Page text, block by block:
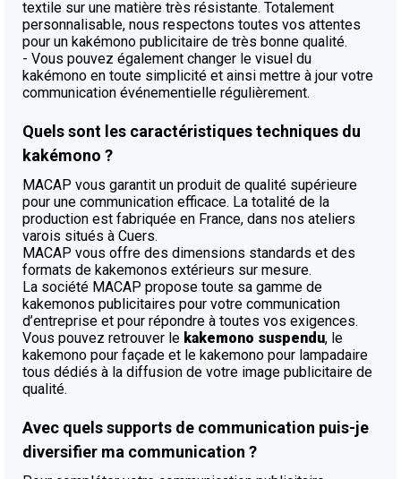
textile sur une matière très résistante. Totalement
personnalisable, nous respectons toutes vos attentes
pour un kakémono publicitaire de très bonne qualité.
- Vous pouvez également changer le visuel du
kakémono en toute simplicité et ainsi mettre à jour votre
communication événementielle régulièrement.
Quels sont les caractéristiques techniques du
kakémono ?
MACAP vous garantit un produit de qualité supérieure
pour une communication efficace. La totalité de la
production est fabriquée en France, dans nos ateliers
varois situés à Cuers.
MACAP vous offre des dimensions standards et des
formats de kakemonos extérieurs sur mesure.
La société MACAP propose toute sa gamme de
kakemonos publicitaires pour votre communication
d’entreprise et pour répondre à toutes vos exigences.
Vous pouvez retrouver le kakemono suspendu, le
kakemono pour façade et le kakemono pour lampadaire
tous dédiés à la diffusion de votre image publicitaire de
qualité.
Avec quels supports de communication puis-je
diversifier ma communication ?